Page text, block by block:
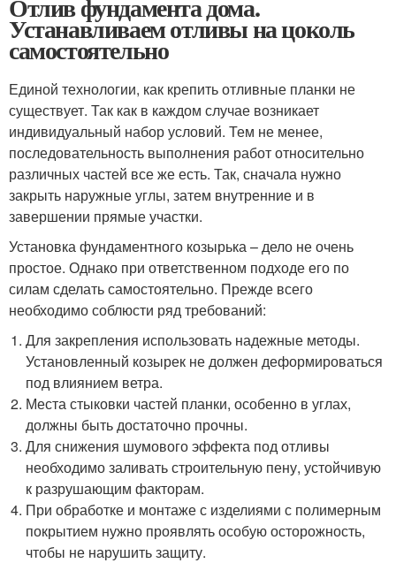
Отлив фундамента дома.
Устанавливаем отливы на цоколь
самостоятельно
Единой технологии, как крепить отливные планки не
существует. Так как в каждом случае возникает
индивидуальный набор условий. Тем не менее,
последовательность выполнения работ относительно
различных частей все же есть. Так, сначала нужно
закрыть наружные углы, затем внутренние и в
завершении прямые участки.
Установка фундаментного козырька – дело не очень
простое. Однако при ответственном подходе его по
силам сделать самостоятельно. Прежде всего
необходимо соблюсти ряд требований:
Для закрепления использовать надежные методы.
Установленный козырек не должен деформироваться
под влиянием ветра.
Места стыковки частей планки, особенно в углах,
должны быть достаточно прочны.
Для снижения шумового эффекта под отливы
необходимо заливать строительную пену, устойчивую
к разрушающим факторам.
При обработке и монтаже с изделиями с полимерным
покрытием нужно проявлять особую осторожность,
чтобы не нарушить защиту.